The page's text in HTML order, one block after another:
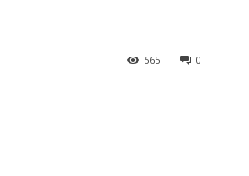
0
565